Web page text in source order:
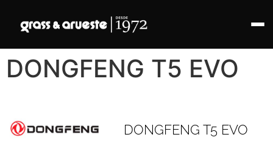
DONGFENG T5 EVO
DONGFENG T5 EVO